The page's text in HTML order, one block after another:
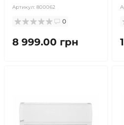
Артикул: 800062
0
8 999.00 грн